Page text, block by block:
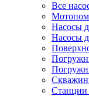
Все
Насосы
Насосы
Станции